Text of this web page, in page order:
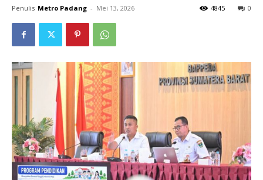
Penulis Metro Padang - Mei 13, 2026 0
4845